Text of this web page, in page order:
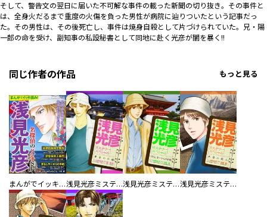
そして、警告文の翌日に届いた不可解な事件の載った新聞の切り抜き――。その事件と
は、全身火だるまで重度の火傷を負った男性が病院に辿りついたという記事だっ
た。その男性は、その後死亡し、事件は焼身自殺として片づけられていた。兄・陽
一郎の命を受け、副知事の私設秘書として同地に赴く光彦が闇を暴く――!!
同じ作者の作品 もっと見る
まんがでイッキ読み！ 浅見光彦 名探偵のピンチSP 浅見光彦ミステリースペシャル 黄金の石橋 浅見光彦ミステリースペシャル 耳なし芳一からの手紙 浅見光彦ミステリースペシャル 氷雪の殺人